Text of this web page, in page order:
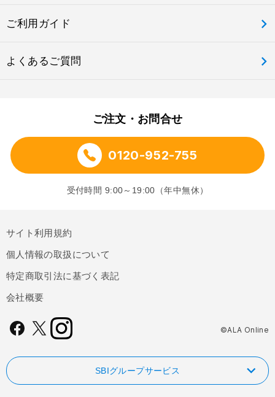
ご利用ガイド
よくあるご質問
ご注文・お問合せ
0120-952-755
受付時間 9:00～19:00（年中無休）
サイト利用規約
個人情報の取扱について
特定商取引法に基づく表記
会社概要
©ALA Online
SBIグループサービス